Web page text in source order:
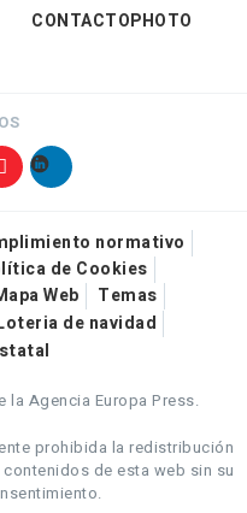
CONTACTOPHOTO
normativo
de Cookies
Web
Temas
de navidad
Agencia Europa Press.
prohibida la redistribución
de esta web sin su